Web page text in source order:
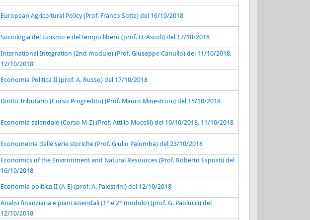
European Agricoltural Policy (Prof. Franco Sotte) del 16/10/2018
Sociologia del turismo e del tempo libero (prof. U. Ascoli) del 17/10/2018
International Integration (2nd module) (Prof. Giuseppe Canullo) del 11/10/2018,
12/10/2018
Economia Politica II (prof. A. Russo) del 17/10/2018
Diritto Tributario (Corso Progredito) (Prof. Mauro Minestroni) del 15/10/2018
Economia aziendale (Corso M-Z) (Prof. Attilio Mucelli) del 10/10/2018, 11/10/2018
Econometria delle serie storiche (Prof. Giulio Palomba) del 23/10/2018
Economics of the Environment and Natural Resources (Prof. Roberto Esposti) del
16/10/2018
Economia politica II (A-E) (prof. A. Palestrini) del 12/10/2018
Analisi finanziaria e piani aziendali (1° e 2° modulo) (prof. G. Paolucci) del
12/10/2018